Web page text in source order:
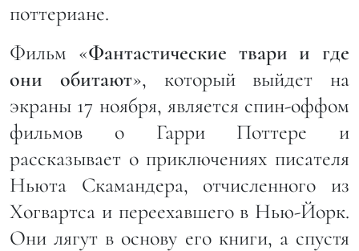
поттериане.
Фильм «Фантастические твари и где
они обитают», который выйдет на
экраны 17 ноября, является спин-оффом
фильмов о Гарри Поттере и
рассказывает о приключениях писателя
Ньюта Скамандера, отчисленного из
Хогвартса и переехавшего в Нью-Йорк.
Они лягут в основу его книги, а спустя